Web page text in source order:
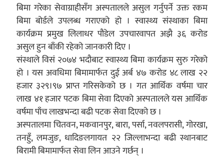
बिमा गरेका सेवाग्राहीसँग अस्पतालले असुल गर्नुपर्ने उक्त रकम
बिमा बोर्डले उपलब्ध गराएको हो । स्वास्थ्य संस्थाका बिमा
कार्यक्रम प्रमुख लिलाधर पौडेल उपचारवापत अझै ३६ करोड
असुल हुन बाँकी रहेको जानकारी दिए ।
संस्थाले विसं २०७४ भदौबाट स्वास्थ्य बिमा कार्यक्रम सुरु गरेको
हो । यस अवधिमा बिमामार्फत दुई अर्ब ४७ करोड ४८ लाख २२
हजार ३२९।९७ प्राप्त गरिसकेको छ । गत आर्थिक वर्षमा चार
लाख ४१ हजार पटक बिमा सेवा दिएको अस्पतालले यस आर्थिक
वर्षमा पाँच लाखभन्दा बढी पटक सेवा दिएको छ ।
अस्पतालमा चितवन, मकवानपुर, बारा, पर्सा, नवलपरासी, गोरखा,
तनहुँ, लमजुङ, धादिङलगायत २२ जिल्लाभन्दा बढी स्थानबाट
बिरामी बिमामार्फत सेवा लिन आउने गर्छन् ।